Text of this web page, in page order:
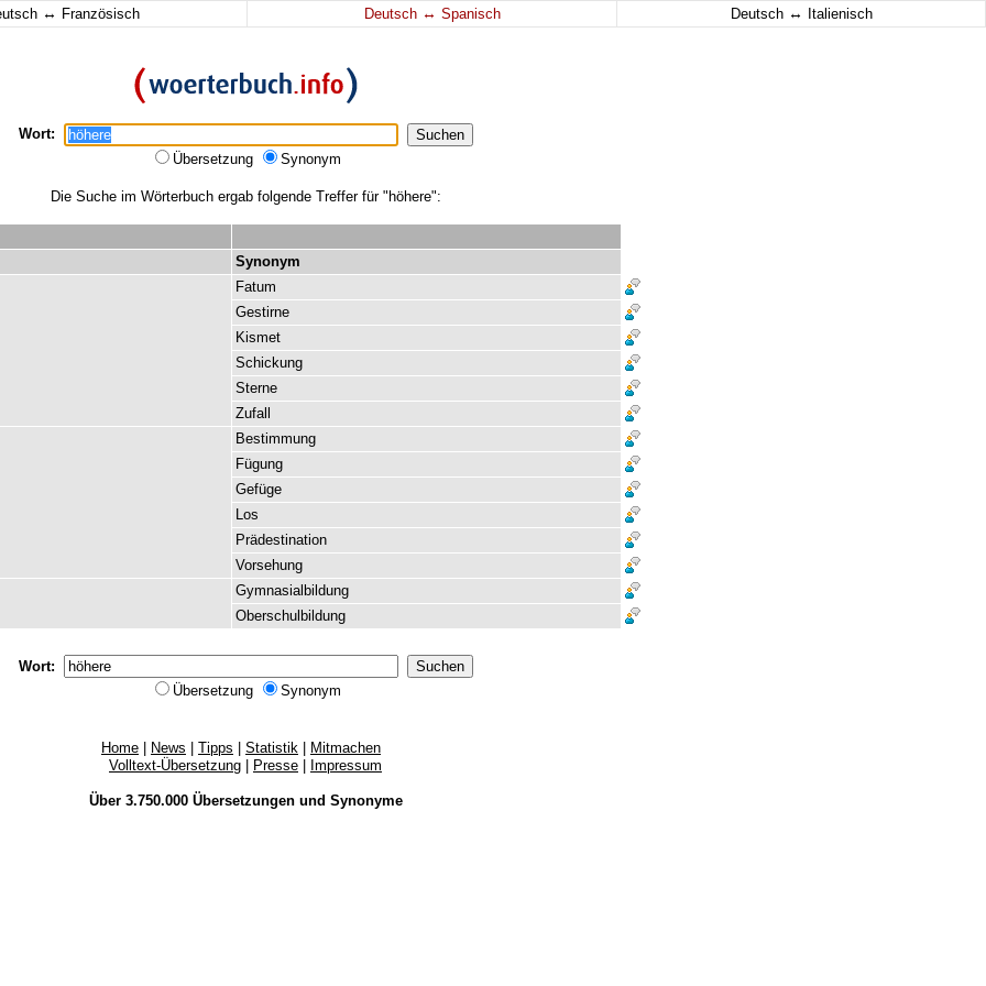
↔ Französisch Deutsch ↔ Spanisch Deutsch ↔ Italienisch
Wort:
Übersetzung
Synonym
Die Suche im Wörterbuch ergab folgende Treffer für "höhere":
Synonym
Fatum
Gestirne
Kismet
Schickung
Sterne
Zufall
Bestimmung
Fügung
Gefüge
Los
Prädestination
Vorsehung
Gymnasialbildung
Oberschulbildung
Wort:
Übersetzung
Synonym
Home News Tipps Statistik
Mitmachen
Volltext-Übersetzung
Presse Impressum
Über 3.750.000 Übersetzungenund Synonyme